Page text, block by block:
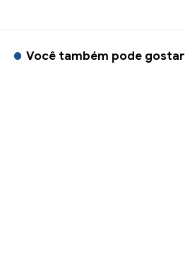
Você também pode gostar